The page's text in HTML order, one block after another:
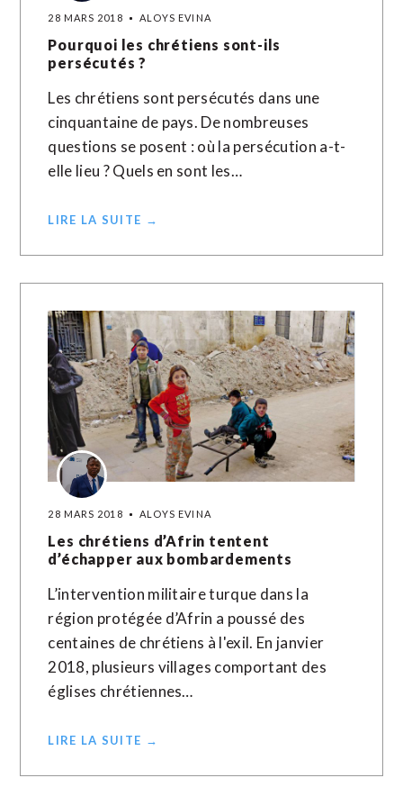
28 MARS 2018 ALOYS EVINA
Pourquoi les chrétiens sont-ils
persécutés ?
Les chrétiens sont persécutés dans une
cinquantaine de pays. De nombreuses
questions se posent : où la persécution a-t-
elle lieu ? Quels en sont les…
LIRE LA SUITE →
28 MARS 2018 ALOYS EVINA
Les chrétiens d’Afrin tentent
d’échapper aux bombardements
L’intervention militaire turque dans la
région protégée d’Afrin a poussé des
centaines de chrétiens à l'exil. En janvier
2018, plusieurs villages comportant des
églises chrétiennes…
LIRE LA SUITE →